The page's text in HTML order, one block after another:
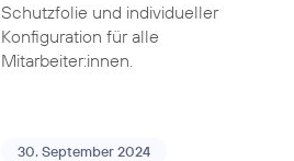
Schutzfolie und individueller
Konfiguration für alle
Mitarbeiter:innen.
30. September 2024